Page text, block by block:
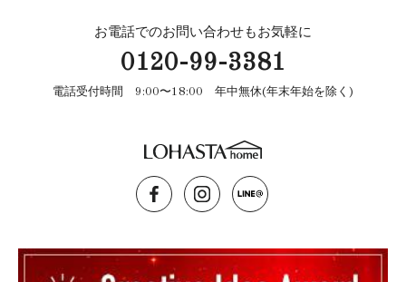
お電話でのお問い合わせもお気軽に
0120-99-3381
電話受付時間 9:00〜18:00 年中無休(年末年始を除く)